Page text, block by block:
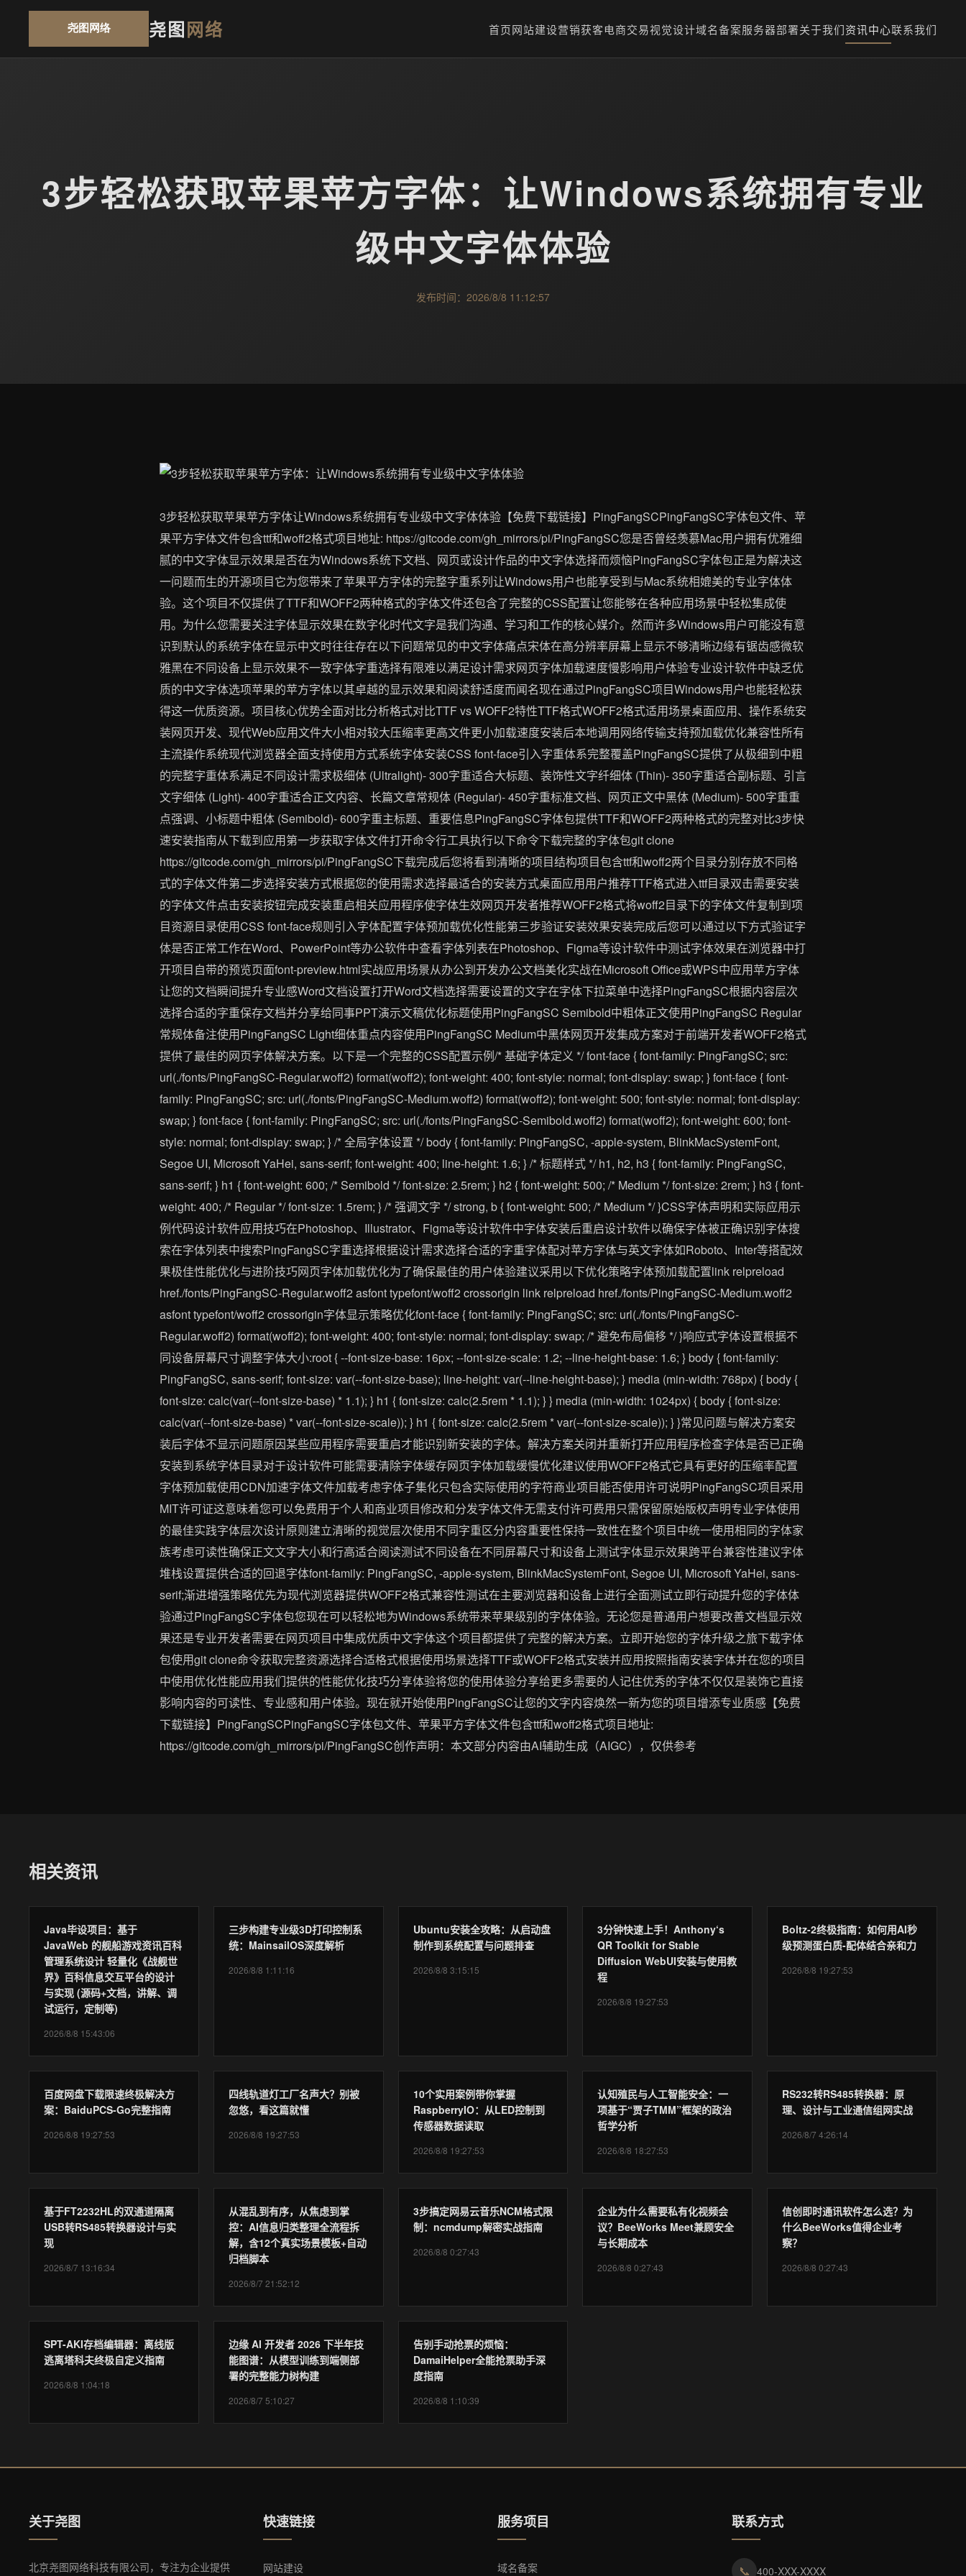
尧图网络 首页网站建设营销获客电商交易视觉设计域名备案服务器部署关于我们资讯中心联系我们
3步轻松获取苹果苹方字体：让Windows系统拥有专业
级中文字体体验
发布时间：2026/8/8 11:12:57
3步轻松获取苹果苹方字体让Windows系统拥有专业级中文字体体验【免费下载链接】PingFangSCPingFangSC字体包文件、苹
果平方字体文件包含ttf和woff2格式项目地址: https://gitcode.com/gh_mirrors/pi/PingFangSC您是否曾经羡慕Mac用户拥有优雅细
腻的中文字体显示效果是否在为Windows系统下文档、网页或设计作品的中文字体选择而烦恼PingFangSC字体包正是为解决这
一问题而生的开源项目它为您带来了苹果平方字体的完整字重系列让Windows用户也能享受到与Mac系统相媲美的专业字体体
验。这个项目不仅提供了TTF和WOFF2两种格式的字体文件还包含了完整的CSS配置让您能够在各种应用场景中轻松集成使
用。为什么您需要关注字体显示效果在数字化时代文字是我们沟通、学习和工作的核心媒介。然而许多Windows用户可能没有意
识到默认的系统字体在显示中文时往往存在以下问题常见的中文字体痛点宋体在高分辨率屏幕上显示不够清晰边缘有锯齿感微软
雅黑在不同设备上显示效果不一致字体字重选择有限难以满足设计需求网页字体加载速度慢影响用户体验专业设计软件中缺乏优
质的中文字体选项苹果的苹方字体以其卓越的显示效果和阅读舒适度而闻名现在通过PingFangSC项目Windows用户也能轻松获
得这一优质资源。项目核心优势全面对比分析格式对比TTF vs WOFF2特性TTF格式WOFF2格式适用场景桌面应用、操作系统安
装网页开发、现代Web应用文件大小相对较大压缩率更高文件更小加载速度安装后本地调用网络传输支持预加载优化兼容性所有
主流操作系统现代浏览器全面支持使用方式系统字体安装CSS font-face引入字重体系完整覆盖PingFangSC提供了从极细到中粗
的完整字重体系满足不同设计需求极细体 (Ultralight)- 300字重适合大标题、装饰性文字纤细体 (Thin)- 350字重适合副标题、引言
文字细体 (Light)- 400字重适合正文内容、长篇文章常规体 (Regular)- 450字重标准文档、网页正文中黑体 (Medium)- 500字重重
点强调、小标题中粗体 (Semibold)- 600字重主标题、重要信息PingFangSC字体包提供TTF和WOFF2两种格式的完整对比3步快
速安装指南从下载到应用第一步获取字体文件打开命令行工具执行以下命令下载完整的字体包git clone
https://gitcode.com/gh_mirrors/pi/PingFangSC下载完成后您将看到清晰的项目结构项目包含ttf和woff2两个目录分别存放不同格
式的字体文件第二步选择安装方式根据您的使用需求选择最适合的安装方式桌面应用用户推荐TTF格式进入ttf目录双击需要安装
的字体文件点击安装按钮完成安装重启相关应用程序使字体生效网页开发者推荐WOFF2格式将woff2目录下的字体文件复制到项
目资源目录使用CSS font-face规则引入字体配置字体预加载优化性能第三步验证安装效果安装完成后您可以通过以下方式验证字
体是否正常工作在Word、PowerPoint等办公软件中查看字体列表在Photoshop、Figma等设计软件中测试字体效果在浏览器中打
开项目自带的预览页面font-preview.html实战应用场景从办公到开发办公文档美化实战在Microsoft Office或WPS中应用苹方字体
让您的文档瞬间提升专业感Word文档设置打开Word文档选择需要设置的文字在字体下拉菜单中选择PingFangSC根据内容层次
选择合适的字重保存文档并分享给同事PPT演示文稿优化标题使用PingFangSC Semibold中粗体正文使用PingFangSC Regular
常规体备注使用PingFangSC Light细体重点内容使用PingFangSC Medium中黑体网页开发集成方案对于前端开发者WOFF2格式
提供了最佳的网页字体解决方案。以下是一个完整的CSS配置示例/* 基础字体定义 */ font-face { font-family: PingFangSC; src:
url(./fonts/PingFangSC-Regular.woff2) format(woff2); font-weight: 400; font-style: normal; font-display: swap; } font-face { font-
family: PingFangSC; src: url(./fonts/PingFangSC-Medium.woff2) format(woff2); font-weight: 500; font-style: normal; font-display:
swap; } font-face { font-family: PingFangSC; src: url(./fonts/PingFangSC-Semibold.woff2) format(woff2); font-weight: 600; font-
style: normal; font-display: swap; } /* 全局字体设置 */ body { font-family: PingFangSC, -apple-system, BlinkMacSystemFont,
Segoe UI, Microsoft YaHei, sans-serif; font-weight: 400; line-height: 1.6; } /* 标题样式 */ h1, h2, h3 { font-family: PingFangSC,
sans-serif; } h1 { font-weight: 600; /* Semibold */ font-size: 2.5rem; } h2 { font-weight: 500; /* Medium */ font-size: 2rem; } h3 { font-
weight: 400; /* Regular */ font-size: 1.5rem; } /* 强调文字 */ strong, b { font-weight: 500; /* Medium */ }CSS字体声明和实际应用示
例代码设计软件应用技巧在Photoshop、Illustrator、Figma等设计软件中字体安装后重启设计软件以确保字体被正确识别字体搜
索在字体列表中搜索PingFangSC字重选择根据设计需求选择合适的字重字体配对苹方字体与英文字体如Roboto、Inter等搭配效
果极佳性能优化与进阶技巧网页字体加载优化为了确保最佳的用户体验建议采用以下优化策略字体预加载配置link relpreload
href./fonts/PingFangSC-Regular.woff2 asfont typefont/woff2 crossorigin link relpreload href./fonts/PingFangSC-Medium.woff2
asfont typefont/woff2 crossorigin字体显示策略优化font-face { font-family: PingFangSC; src: url(./fonts/PingFangSC-
Regular.woff2) format(woff2); font-weight: 400; font-style: normal; font-display: swap; /* 避免布局偏移 */ }响应式字体设置根据不
同设备屏幕尺寸调整字体大小:root { --font-size-base: 16px; --font-size-scale: 1.2; --line-height-base: 1.6; } body { font-family:
PingFangSC, sans-serif; font-size: var(--font-size-base); line-height: var(--line-height-base); } media (min-width: 768px) { body {
font-size: calc(var(--font-size-base) * 1.1); } h1 { font-size: calc(2.5rem * 1.1); } } media (min-width: 1024px) { body { font-size:
calc(var(--font-size-base) * var(--font-size-scale)); } h1 { font-size: calc(2.5rem * var(--font-size-scale)); } }常见问题与解决方案安
装后字体不显示问题原因某些应用程序需要重启才能识别新安装的字体。解决方案关闭并重新打开应用程序检查字体是否已正确
安装到系统字体目录对于设计软件可能需要清除字体缓存网页字体加载缓慢优化建议使用WOFF2格式它具有更好的压缩率配置
字体预加载使用CDN加速字体文件加载考虑字体子集化只包含实际使用的字符商业项目能否使用许可说明PingFangSC项目采用
MIT许可证这意味着您可以免费用于个人和商业项目修改和分发字体文件无需支付许可费用只需保留原始版权声明专业字体使用
的最佳实践字体层次设计原则建立清晰的视觉层次使用不同字重区分内容重要性保持一致性在整个项目中统一使用相同的字体家
族考虑可读性确保正文文字大小和行高适合阅读测试不同设备在不同屏幕尺寸和设备上测试字体显示效果跨平台兼容性建议字体
堆栈设置提供合适的回退字体font-family: PingFangSC, -apple-system, BlinkMacSystemFont, Segoe UI, Microsoft YaHei, sans-
serif;渐进增强策略优先为现代浏览器提供WOFF2格式兼容性测试在主要浏览器和设备上进行全面测试立即行动提升您的字体体
验通过PingFangSC字体包您现在可以轻松地为Windows系统带来苹果级别的字体体验。无论您是普通用户想要改善文档显示效
果还是专业开发者需要在网页项目中集成优质中文字体这个项目都提供了完整的解决方案。立即开始您的字体升级之旅下载字体
包使用git clone命令获取完整资源选择合适格式根据使用场景选择TTF或WOFF2格式安装并应用按照指南安装字体并在您的项目
中使用优化性能应用我们提供的性能优化技巧分享体验将您的使用体验分享给更多需要的人记住优秀的字体不仅仅是装饰它直接
影响内容的可读性、专业感和用户体验。现在就开始使用PingFangSC让您的文字内容焕然一新为您的项目增添专业质感【免费
下载链接】PingFangSCPingFangSC字体包文件、苹果平方字体文件包含ttf和woff2格式项目地址:
https://gitcode.com/gh_mirrors/pi/PingFangSC创作声明：本文部分内容由AI辅助生成（AIGC），仅供参考
相关资讯
Java毕设项目：基于
JavaWeb 的舰船游戏资讯百科
管理系统设计 轻量化《战舰世
界》百科信息交互平台的设计
与实现 (源码+文档，讲解、调
试运行，定制等)
2026/8/8 15:43:06
三步构建专业级3D打印控制系
统：MainsailOS深度解析
2026/8/8 1:11:16
Ubuntu安装全攻略：从启动盘
制作到系统配置与问题排查
2026/8/8 3:15:15
3分钟快速上手！Anthony‘s
QR Toolkit for Stable
Diffusion WebUI安装与使用教
程
2026/8/8 19:27:53
Boltz-2终极指南：如何用AI秒
级预测蛋白质-配体结合亲和力
2026/8/8 19:27:53
百度网盘下载限速终极解决方
案：BaiduPCS-Go完整指南
2026/8/8 19:27:53
四线轨道灯工厂名声大？别被
忽悠，看这篇就懂
2026/8/8 19:27:53
10个实用案例带你掌握
RaspberryIO：从LED控制到
传感器数据读取
2026/8/8 19:27:53
认知殖民与人工智能安全：一
项基于“贾子TMM”框架的政治
哲学分析
2026/8/8 18:27:53
RS232转RS485转换器：原
理、设计与工业通信组网实战
2026/8/7 4:26:14
基于FT2232HL的双通道隔离
USB转RS485转换器设计与实
现
2026/8/7 13:16:34
从混乱到有序，从焦虑到掌
控：AI信息归类整理全流程拆
解，含12个真实场景模板+自动
归档脚本
2026/8/7 21:52:12
3步搞定网易云音乐NCM格式限
制：ncmdump解密实战指南
2026/8/8 0:27:43
企业为什么需要私有化视频会
议？BeeWorks Meet兼顾安全
与长期成本
2026/8/8 0:27:43
信创即时通讯软件怎么选？为
什么BeeWorks值得企业考
察？
2026/8/8 0:27:43
SPT-AKI存档编辑器：离线版
逃离塔科夫终极自定义指南
2026/8/8 1:04:18
边缘 AI 开发者 2026 下半年技
能图谱：从模型训练到端侧部
署的完整能力树构建
2026/8/7 5:10:27
告别手动抢票的烦恼：
DamaiHelper全能抢票助手深
度指南
2026/8/8 1:10:39
关于尧图
北京尧图网络科技有限公司，专注为企业提供
快速链接
网站建设
服务项目
域名备案
联系方式
📞 400-XXX-XXXX